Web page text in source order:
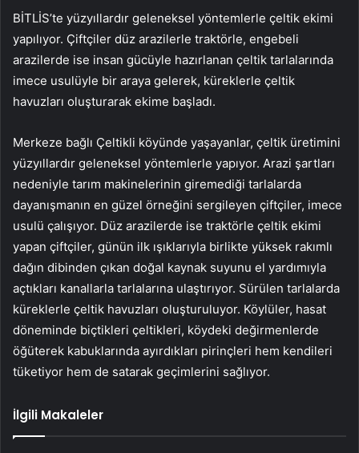
BİTLİS’te yüzyıllardır geleneksel yöntemlerle çeltik ekimi
yapılıyor. Çiftçiler düz arazilerle traktörle, engebeli
arazilerde ise insan gücüyle hazırlanan çeltik tarlalarında
imece usulüyle bir araya gelerek, küreklerle çeltik
havuzları oluşturarak ekime başladı.
Merkeze bağlı Çeltikli köyünde yaşayanlar, çeltik üretimini
yüzyıllardır geleneksel yöntemlerle yapıyor. Arazi şartları
nedeniyle tarım makinelerinin giremediği tarlalarda
dayanışmanın en güzel örneğini sergileyen çiftçiler, imece
usulü çalışıyor. Düz arazilerde ise traktörle çeltik ekimi
yapan çiftçiler, günün ilk ışıklarıyla birlikte yüksek rakımlı
dağın dibinden çıkan doğal kaynak suyunu el yardımıyla
açtıkları kanallarla tarlalarına ulaştırıyor. Sürülen tarlalarda
küreklerle çeltik havuzları oluşturuluyor. Köylüler, hasat
döneminde biçtikleri çeltikleri, köydeki değirmenlerde
öğüterek kabuklarında ayırdıkları pirinçleri hem kendileri
tüketiyor hem de satarak geçimlerini sağlıyor.
İlgili Makaleler